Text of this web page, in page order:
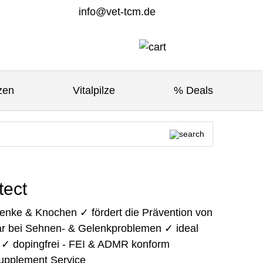
info@vet-tcm.de
Vitalpilze % Deals
& Knochen ✓ fördert die Prävention von
bei Sehnen- & Gelenkproblemen ✓ ideal
dopingfrei - FEI & ADMR konform
Service